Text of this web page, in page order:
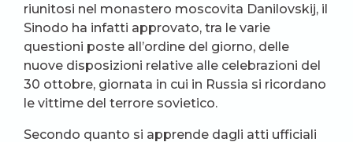
riunitosi nel monastero moscovita Danilovskij, il
Sinodo ha infatti approvato, tra le varie
questioni poste all’ordine del giorno, delle
nuove disposizioni relative alle celebrazioni del
30 ottobre, giornata in cui in Russia si ricordano
le vittime del terrore sovietico.
Secondo quanto si apprende dagli atti ufficiali